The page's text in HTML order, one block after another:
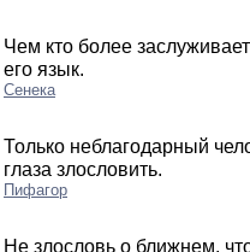
Чем кто более
его язык.
Сенека
Только неблагодарный
глаза злословить.
Пифагор
Не злословь о ближнем,